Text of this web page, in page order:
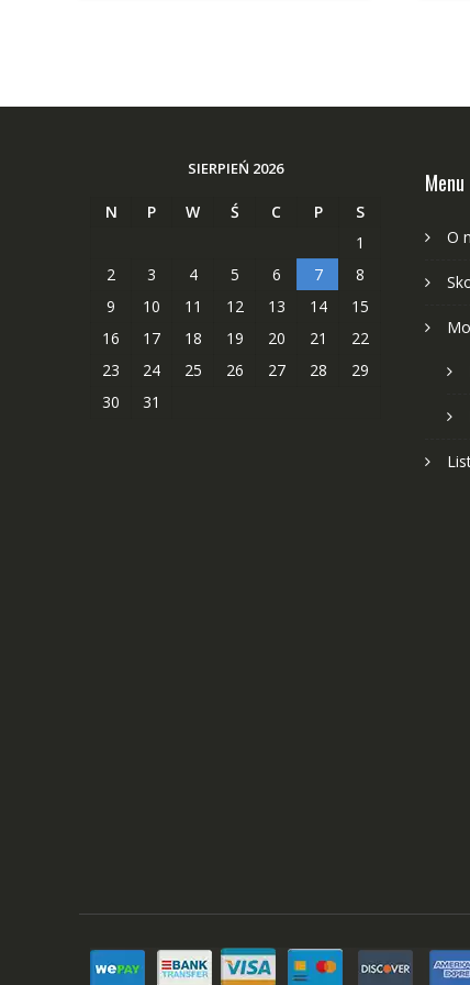
SIERPIEŃ 2026
N P W Ś C P
S
1
2
3 4 5 6 7
8
9
10 11 12 13 14
15
16
17 18 19 20 21
22
23
24 25 26 27 28
29
30
31
Menu
O